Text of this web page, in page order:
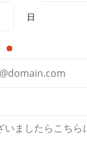
日